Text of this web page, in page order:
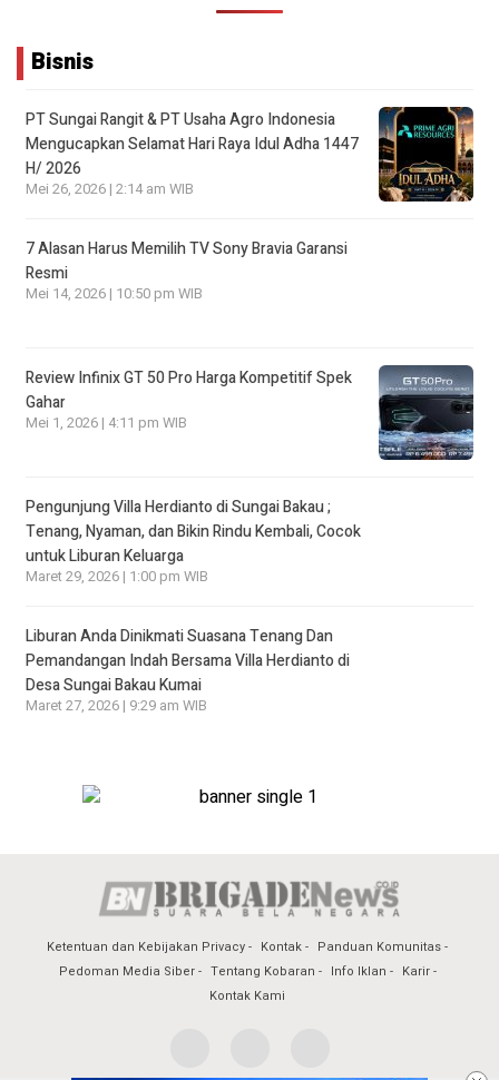
Bisnis
PT Sungai Rangit & PT Usaha Agro Indonesia
Mengucapkan Selamat Hari Raya Idul Adha 1447
H/ 2026
Mei 26, 2026 | 2:14 am WIB
7 Alasan Harus Memilih TV Sony Bravia Garansi
Resmi
Mei 14, 2026 | 10:50 pm WIB
Review Infinix GT 50 Pro Harga Kompetitif Spek
Gahar
Mei 1, 2026 | 4:11 pm WIB
Pengunjung Villa Herdianto di Sungai Bakau ;
Tenang, Nyaman, dan Bikin Rindu Kembali, Cocok
untuk Liburan Keluarga
Maret 29, 2026 | 1:00 pm WIB
Liburan Anda Dinikmati Suasana Tenang Dan
Pemandangan Indah Bersama Villa Herdianto di
Desa Sungai Bakau Kumai
Maret 27, 2026 | 9:29 am WIB
Ketentuan dan Kebijakan Privacy Kontak
Panduan Komunitas
Pedoman Media Siber
Tentang Kobaran Info Iklan
Karir
Kontak Kami